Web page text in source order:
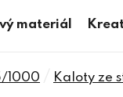
materiál
1000 Kaloty ze